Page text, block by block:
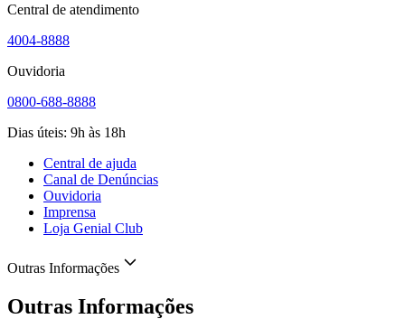
Central de atendimento
4004-8888
Ouvidoria
0800-688-8888
Dias úteis: 9h às 18h
Central de ajuda
Canal de Denúncias
Ouvidoria
Imprensa
Loja Genial Club
Outras Informações
Outras Informações